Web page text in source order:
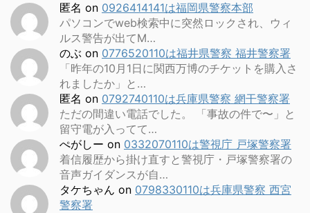
匿名 on 0926414141は福岡県警察本部
パソコンでweb検索中に突然ロックされ、ウィ
ルス警告が出てM…
のぶ on 0776520110は福井県警察 福井警察署
「昨年の10月1日に関西万博のチケットを購入さ
れましたか」と…
匿名 on 0792740110は兵庫県警察 網干警察署
ただの間違い電話でした。 「事故の件で〜」と
留守電が入ってて…
ぺがしー on 0332070110は警視庁 戸塚警察署
着信履歴から掛け直すと警視庁・戸塚警察署の
音声ガイダンスが自…
タケちゃん on 0798330110は兵庫県警察 西宮
警察署